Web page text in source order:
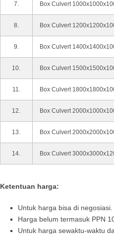
7. Box Culvert
8. Box Culvert
9. Box Culvert
10. Box Culvert
11. Box Culvert
12. Box Culvert
13. Box Culvert
14. Box Culvert
Ketentuan harga:
Untuk harga bisa di negosiasi.
Harga belum termasuk PPN
Untuk harga sewaktu-waktu